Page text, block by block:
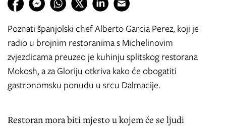
Poznati španjolski chef Alberto Garcia Perez, koji je
radio u brojnim restoranima s Michelinovim
zvjezdicama preuzeo je kuhinju splitskog restorana
Mokosh, a za Gloriju otkriva kako će obogatiti
gastronomsku ponudu u srcu Dalmacije.
Restoran mora biti mjesto u kojem će se ljudi